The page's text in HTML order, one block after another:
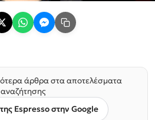
άρθρα στα αποτελέσματα
αναζήτησης
Espresso στην Google